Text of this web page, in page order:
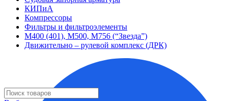
КИПиА
Компрессоры
Фильтры и фильтроэлементы
М400 (401), М500, М756 (“Звезда”)
Движительно – рулевой комплекс (ДРК)